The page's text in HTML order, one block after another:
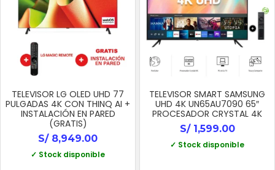
TELEVISOR LG OLED UHD 77
PULGADAS 4K CON THINQ AI +
INSTALACIÓN EN PARED
(GRATIS)
S/8,949.00
✓ Stock disponible
TELEVISOR SMART SAMSUNG
UHD 4K UN65AU7090 65″
PROCESADOR CRYSTAL 4K
S/1,599.00
✓ Stock disponible